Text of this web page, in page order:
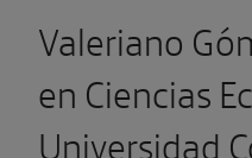
Valeriano
en Ciencias
Universidad